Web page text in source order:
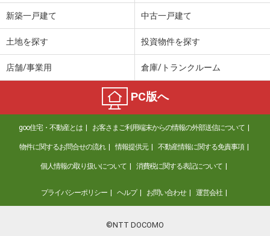
新築一戸建て 中古一戸建て
土地を探す 投資物件を探す
店舗/事業用 倉庫/トランクルーム
PC版へ
goo住宅・不動産とは お客さまご利用端末からの情報の外部送信について
物件に関するお問合せの流れ 情報提供元 不動産情報に関する免責事項
個人情報の取り扱いについて 消費税に関する表記について
プライバシーポリシー ヘルプ お問い合わせ 運営会社
©NTT DOCOMO